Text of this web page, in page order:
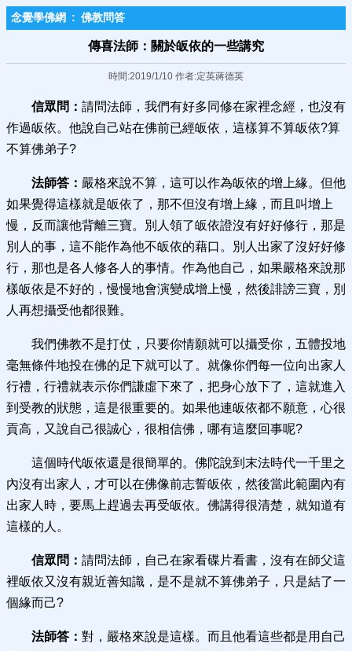
念覺學佛網 : 佛教問答
傳喜法師：關於皈依的一些講究
時間:2019/1/10 作者:定英蔣德英
信眾問： 請問法師，我們有好多同修在家裡念經，也沒有
作過皈依。他說自己站在佛前已經皈依，這樣算不算皈依?算
不算佛弟子?
法師答： 嚴格來說不算，這可以作為皈依的增上緣。但他
如果覺得這樣就是皈依了，那不但沒有增上緣，而且叫增上
慢，反而讓他背離三寶。別人領了皈依證沒有好好修行，那是
別人的事，這不能作為他不皈依的藉口。別人出家了沒好好修
行，那也是各人修各人的事情。作為他自己，如果嚴格來說那
樣皈依是不好的，慢慢地會演變成增上慢，然後誹謗三寶，別
人再想攝受他都很難。
我們佛教不是打仗，只要你情願就可以攝受你，五體投地
毫無條件地投在佛的足下就可以了。就像你們每一位向出家人
行禮，行禮就表示你們謙虛下來了，把身心放下了，這就進入
到受教的狀態，這是很重要的。如果他連皈依都不願意，心很
貢高，又說自己很誠心，很相信佛，哪有這麼回事呢?
這個時代皈依還是很簡單的。佛陀說到末法時代一千里之
內沒有出家人，才可以在佛像前志誓皈依，然後當此範圍內有
出家人時，要馬上趕過去再受皈依。佛講得很清楚，就知道有
這樣的人。
信眾問： 請問法師，自己在家看碟片看書，沒有在師父這
裡皈依又沒有親近善知識，是不是就不算佛弟子，只是結了一
個緣而己?
法師答： 對，嚴格來說是這樣。而且他看這些都是用自己